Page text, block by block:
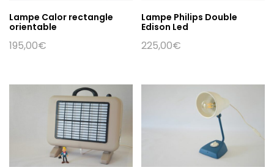
Lampe Calor rectangle
orientable
195,00€
Lampe Philips Double
Edison Led
225,00€